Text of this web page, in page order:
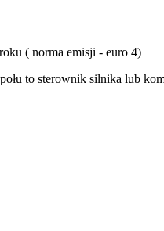
( norma emisji - euro 4)
to sterownik silnika lub